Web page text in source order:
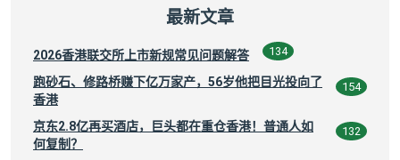
最新文章
2026香港联交所上市新规常见问题解答 134
跑砂石、修路桥赚下亿万家产，56岁他把目光投向了
香港
154
京东2.8亿再买酒店，巨头都在重仓香港！普通人如
何复制？
132